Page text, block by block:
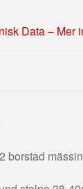
Data – Mer
borstad